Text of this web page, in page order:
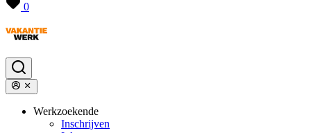
0
Werkzoekende
Inschrijven